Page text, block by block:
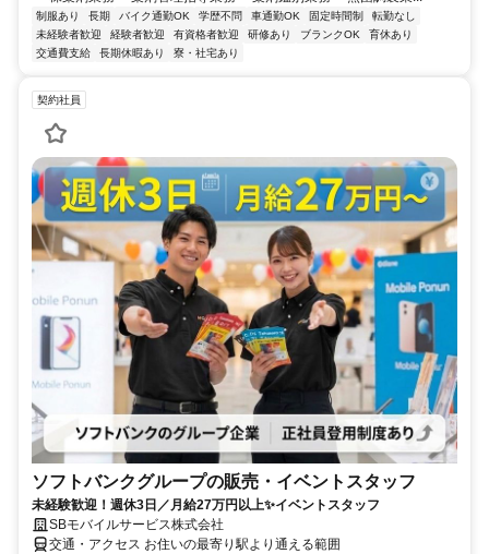
制服あり 長期 バイク通勤OK 学歴不問 車通勤OK 固定時間制
転勤なし
未経験者歓迎
経験者歓迎 有資格者歓迎 研修あり ブランクOK
育休あり
交通費支給
長期休暇あり 寮・社宅あり
契約社員
ソフトバンクグループの販売・イベントスタッフ
未経験歓迎！週休3日／月給27万円以上✨イベントスタッフ
SBモバイルサービス株式会社
交通・アクセス お住いの最寄り駅より通える範囲